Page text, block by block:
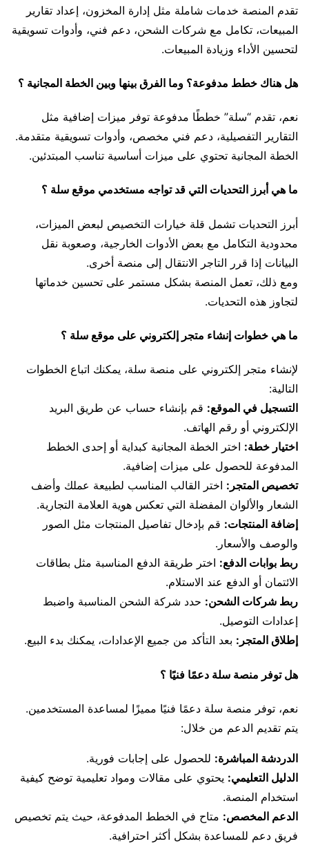
تقدم المنصة خدمات شاملة مثل إدارة المخزون، إعداد تقارير
المبيعات، تكامل مع شركات الشحن، دعم فني، وأدوات تسويقية
لتحسين الأداء وزيادة المبيعات.
هل هناك خطط مدفوعة؟ وما الفرق بينها وبين الخطة المجانية ؟
نعم، تقدم “سلة” خططًا مدفوعة توفر ميزات إضافية مثل
التقارير التفصيلية، دعم فني مخصص، وأدوات تسويقية متقدمة.
الخطة المجانية تحتوي على ميزات أساسية تناسب المبتدئين.
ما هي أبرز التحديات التي قد تواجه مستخدمي موقع سلة ؟
أبرز التحديات تشمل قلة خيارات التخصيص لبعض الميزات،
محدودية التكامل مع بعض الأدوات الخارجية، وصعوبة نقل
البيانات إذا قرر التاجر الانتقال إلى منصة أخرى.
ومع ذلك، تعمل المنصة بشكل مستمر على تحسين خدماتها
لتجاوز هذه التحديات.
ما هي خطوات إنشاء متجر إلكتروني على موقع سلة ؟
لإنشاء متجر إلكتروني على منصة سلة، يمكنك اتباع الخطوات
التالية:
التسجيل في الموقع: قم بإنشاء حساب عن طريق البريد
الإلكتروني أو رقم الهاتف.
اختيار خطة: اختر الخطة المجانية كبداية أو إحدى الخطط
المدفوعة للحصول على ميزات إضافية.
تخصيص المتجر: اختر القالب المناسب لطبيعة عملك وأضف
الشعار والألوان المفضلة التي تعكس هوية العلامة التجارية.
إضافة المنتجات: قم بإدخال تفاصيل المنتجات مثل الصور
والوصف والأسعار.
ربط بوابات الدفع: اختر طريقة الدفع المناسبة مثل بطاقات
الائتمان أو الدفع عند الاستلام.
ربط شركات الشحن: حدد شركة الشحن المناسبة واضبط
إعدادات التوصيل.
إطلاق المتجر: بعد التأكد من جميع الإعدادات، يمكنك بدء البيع.
هل توفر منصة سلة دعمًا فنيًا ؟
نعم، توفر منصة سلة دعمًا فنيًا مميزًا لمساعدة المستخدمين.
يتم تقديم الدعم من خلال:
الدردشة المباشرة: للحصول على إجابات فورية.
الدليل التعليمي: يحتوي على مقالات ومواد تعليمية توضح كيفية
استخدام المنصة.
الدعم المخصص: متاح في الخطط المدفوعة، حيث يتم تخصيص
فريق دعم للمساعدة بشكل أكثر احترافية.